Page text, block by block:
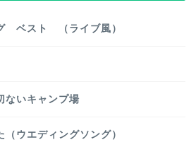
ベスト （ライブ風）
ないキャンプ場
ウエディングソング）